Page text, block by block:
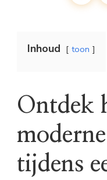
Inhoud toon
Ontdek
tijdens